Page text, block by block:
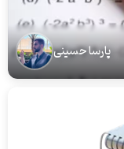
پارسا حسینی